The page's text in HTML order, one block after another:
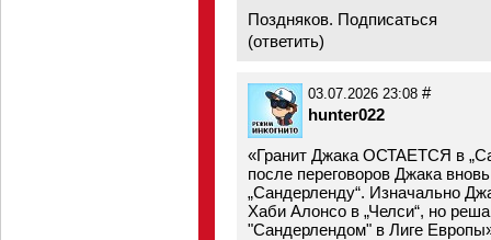
Поздняков. Подписаться
(ответить)
03.07.2026 23:08 #
hunter022
«Гранит Джака ОСТАЕТСЯ в
после переговоров Джака
„Сандерленду“. Изначально
Хаби Алонсо в „Челси“, но
"Сандерлендом" в Лиге